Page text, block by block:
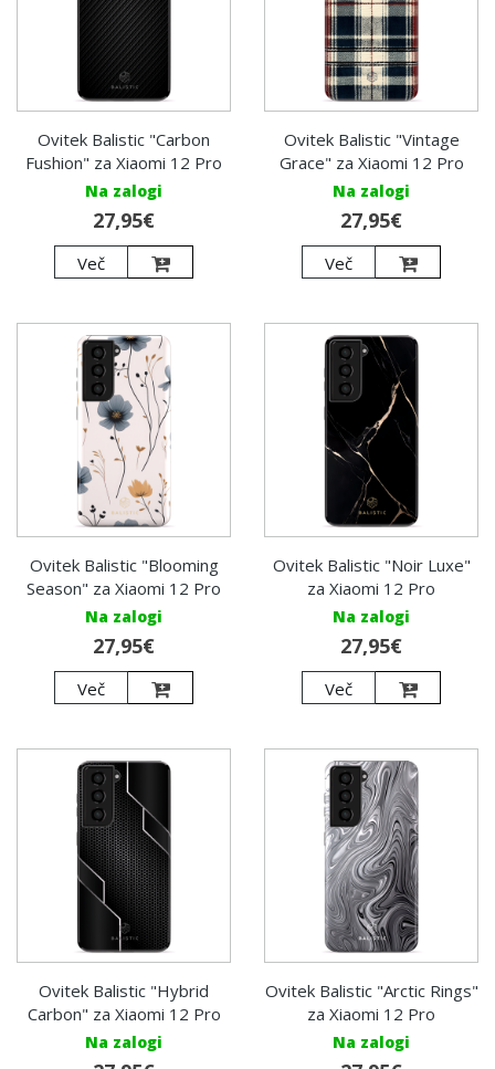
Ovitek Balistic "Carbon
Fushion" za Xiaomi 12 Pro
Na zalogi
27,95€
Več
Ovitek Balistic "Vintage
Grace" za Xiaomi 12 Pro
Na zalogi
27,95€
Več
Ovitek Balistic "Blooming
Season" za Xiaomi 12 Pro
Na zalogi
27,95€
Več
Ovitek Balistic "Noir Luxe"
za Xiaomi 12 Pro
Na zalogi
27,95€
Več
Ovitek Balistic "Hybrid
Carbon" za Xiaomi 12 Pro
Na zalogi
Ovitek Balistic "Arctic Rings"
za Xiaomi 12 Pro
Na zalogi